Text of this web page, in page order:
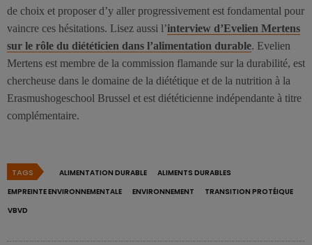
de choix et proposer d’y aller progressivement est fondamental pour
vaincre ces hésitations. Lisez aussi l’interview d’Evelien Mertens
sur le rôle du diététicien dans l’alimentation durable. Evelien
Mertens est membre de la commission flamande sur la durabilité, est
chercheuse dans le domaine de la diététique et de la nutrition à la
Erasmushogeschool Brussel et est diététicienne indépendante à titre
complémentaire.
TAGS ALIMENTATION DURABLE
ALIMENTS DURABLES
EMPREINTE ENVIRONNEMENTALE
ENVIRONNEMENT
TRANSITION PROTÉIQUE
VBVD